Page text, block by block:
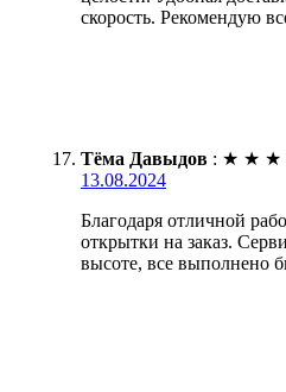
скорость. Рекомендую
Тёма Давыдов : ★ ★ ★
13.08.2024
Благодаря отличной
открытки на заказ.
высоте, все выполнено